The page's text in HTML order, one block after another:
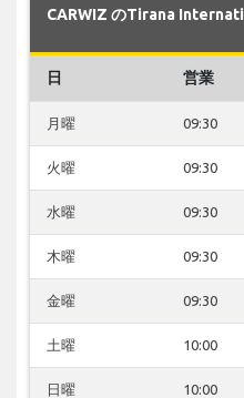
CARWIZ のTirana
日 営業
月曜 09:30
火曜 09:30
水曜 09:30
木曜 09:30
金曜 09:30
土曜 10:00
日曜 10:00